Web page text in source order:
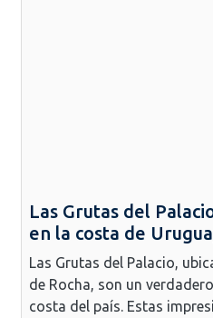
Las Grutas del
en la costa de
Las Grutas del Palacio,
de Rocha, son un
costa del país. Estas